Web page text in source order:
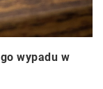
wypadu w